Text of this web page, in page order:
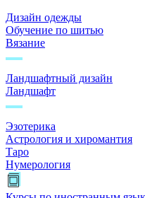
Дизайн одежды
Обучение по шитью
Вязание
Ландшафтный дизайн
Ландшафт
Эзотерика
Астрология и хиромантия
Таро
Нумерология